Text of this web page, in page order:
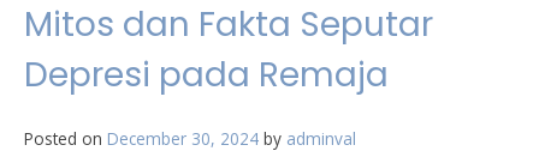
Mitos dan Fakta Seputar
Depresi pada Remaja
Posted on December 30, 2024 by adminval